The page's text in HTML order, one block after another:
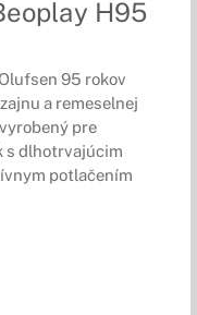
H95
95 rokov
a remeselnej
pre
s dlhotrvajúcim
potlačením